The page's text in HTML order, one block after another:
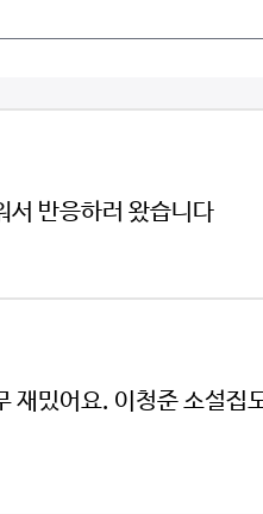
서 반응하러 왔습니다
재밌어요. 이청준 소설